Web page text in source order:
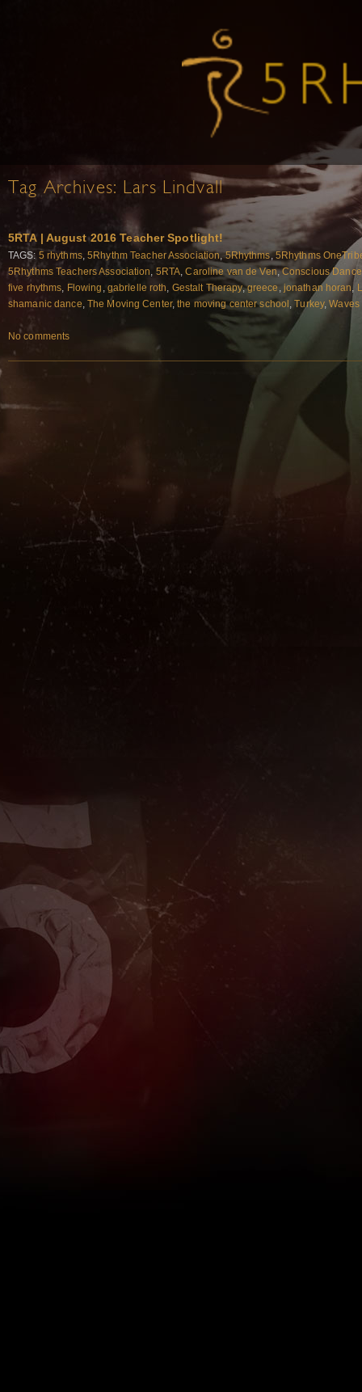
Tag Archives: Lars Lindvall
5RTA | August 2016 Teacher Spotlight!
TAGS: 5 rhythms,5Rhythm Teacher Association,5Rhythms,5Rhythms
5Rhythms Teachers Association 5RTA ,Caroline van de Ven,Conscious Dance
five rhythms Flowing gabrielle roth Gestalt Therapy,greece jonathan horan
shamanic dance The Moving Center,the moving center school ,Turkey,Waves
No comments